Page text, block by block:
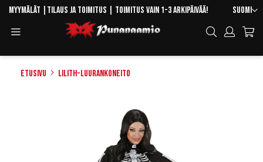
Skip
Content
Kieli
Suomi
Myymälät Tilaus ja toimitus | Toimitus vain 1-3 arkipäivää!
Hae
Etusivu Lilith-luurankoneito